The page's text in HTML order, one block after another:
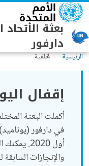
تجاوز إلى المحتوى الرئيسي
بعثة
دارفور
الرئيسية خلفية
إقفال
أكملت البعثة
أول 2020.
والإنجازات